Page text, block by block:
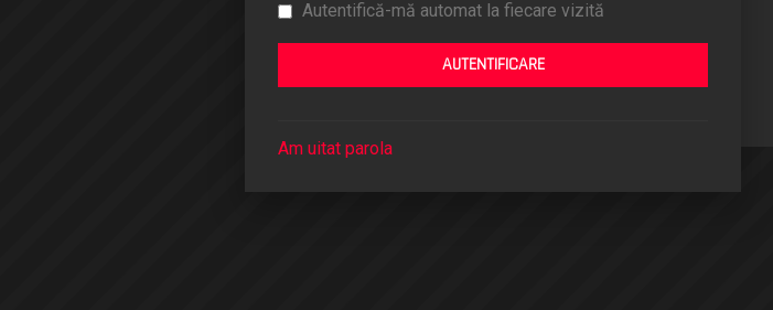
Autentifică-mă automat la fiecare vizită
Am uitat parola